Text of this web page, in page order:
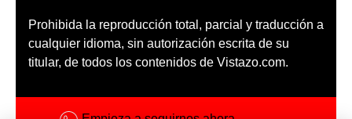
Prohibida la reproducción total, parcial y traducción a
cualquier idioma, sin autorización escrita de su
titular, de todos los contenidos de Vistazo.com.